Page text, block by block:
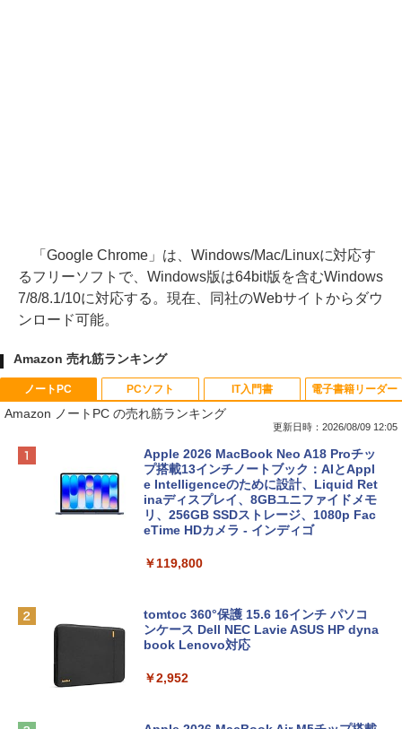
「Google Chrome」は、Windows/Mac/Linuxに対応す
るフリーソフトで、Windows版は64bit版を含むWindows
7/8/8.1/10に対応する。現在、同社のWebサイトからダウ
ンロード可能。
Amazon 売れ筋ランキング
ノートPC
Amazon ノートPC の売れ筋ランキング
更新日時：2026/08/09 12:05
Apple 2026 MacBook Neo A18 Proチッ
プ搭載13インチノートブック：AIとAppl
e Intelligenceのために設計、Liquid Ret
inaディスプレイ、8GBユニファイドメモ
リ、256GB SSDストレージ、1080p Fac
eTime HDカメラ - インディゴ
￥119,800
tomtoc 360°保護 15.6 16インチ パソコ
ンケース Dell NEC Lavie ASUS HP dyna
book Lenovo対応
￥2,952
PCソフト IT入門書 電子書籍リーダー